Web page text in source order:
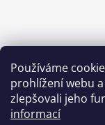
Používáme
prohlížení webu
zlepšovali jeho
informací